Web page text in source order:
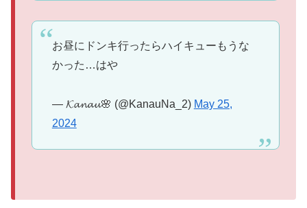
お昼にドンキ行ったらハイキューもうな
かった…はや
— 𝓚𝓪𝓷𝓪𝓾🌸 (@KanauNa_2) May 25,
2024